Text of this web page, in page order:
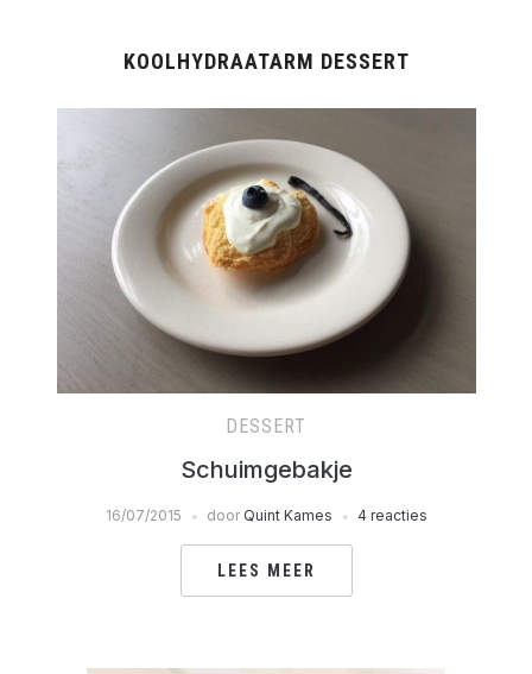
KOOLHYDRAATARM DESSERT
DESSERT
Schuimgebakje
16/07/2015 door Quint Kames 4 reacties
LEES MEER